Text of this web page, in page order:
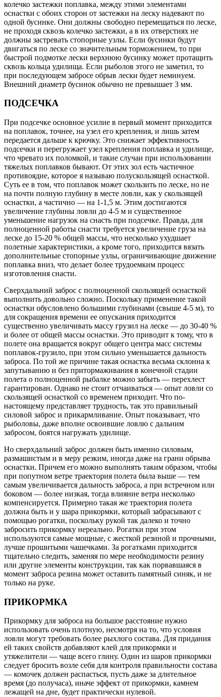
колечко застежки поплавка, между этими элементами
оснастки с обоих сторон от застежки на леску надевают по
одной бусинке. Они должны свободно перемещаться по леске,
не проходя сквозь колечко застежки, а в их отверстиях не
должны застревать стопорные узлы. Если бусинки будут
двигаться по леске со значительным торможением, то при
быстрой подмотке лески верхнюю бусинку может протащить
сквозь кольца удилища. Если рыболов этого не заметил, то
при последующем забросе обрыв лески будет неминуем.
Внешний диаметр бусинок обычно не превышает 3 мм.
ПОДСЕЧКА
При подсечке основное усилие в первый момент приходится
на поплавок, точнее, на узел его крепления, и лишь затем
передается дальше к крючку. Это снижает эффективность
подсечки и перегружает узел крепления поплавка и удилище,
что чревато их поломкой, и такие случаи при использовании
тяжелых поплавков бывают. От этих зол есть частичное
противоядие, которое я называю полускользящей оснасткой.
Суть ее в том, что поплавок может скользить по леске, но не
на почти полную глубину в месте ловли, как у скользящей
оснастки, а частично — на 1-1,5 м. Этим достигаются
увеличение глубины ловли до 4-5 м и существенное
уменьшение нагрузок на снасть при подсечке. Правда, для
полноценной работы снасти требуется увеличение груза на
леске до 15-20 % общей массы, что несколько ухудшает
полетные характеристики, а кроме того, приходится вязать
дополнительные стопорные узлы, ограничивающие движение
поплавка вниз, что делает более трудоемким процесс
изготовления снасти.
Сверхдальний заброс с полноценной скользящей оснасткой
выполнить довольно сложно. Поскольку применение такой
оснастки обусловлено большими глубинами (свыше 4-5 м), то
для сокращения времени ее опускания приходится
существенно увеличивать массу грузил на леске — до 30-40 %
и более от общей массы оснастки. Это приводит к тому, что в
полете она вращается вокруг общего центра масс системы
поплавок-грузило, при этом сильно уменьшается дальность
заброса. По той же причине такая оснастка весьма склонна к
запутыванию и без притормаживания в конечной стадии
полета о полноценной рыбалке можно забыть — перехлест
гарантирован. Однако не стоит отчаиваться — опыт ловли со
скользящей оснасткой со временем приходит. Что по-
настоящему представляет трудность, так это правильный
силовой заброс и прикармливание. Опыт показывает, что
рыболовы, даже вполне освоившие ловлю с дальним
забросом, боятся нагружать удилище.
Но сверхдальний заброс должен быть именно силовым,
размашистым и в меру резким, иногда даже на грани обрыва
оснастки. Причем его можно выполнять таким образом, чтобы
при попутном ветре траектория полета была выше — тем
самым увеличивается дальность заброса, а при встречном или
боковом — более низкая, тогда влияние ветра несколько
компенсируется. Примерно такая же траектория полета
должна быть и у шара прикормки, который забрасывают с
помощью рогатки, поскольку рукой так далеко и точно
забросить прикормку нереально. Рогатки при этом
используются самые мощные, с жесткой резиной и прочными,
лучше прошитыми чашечками. За рогатками приходится
тщательно следить, заменяя по мере необходимости резину
или другие элементы конструкции, так как порвавшаяся в
момент заброса резина может оставить памятный синяк, и не
только на руке.
ПРИКОРМКА
Прикормку для заброса на большое расстояние нужно
использовать очень плотную, несмотря на то, что условия
ловли могут требовать более рыхлого состава. Для придания
ей таких свойств добавляют клей для прикормки и
утяжелители — чаще всего глину. Один из шаров прикормки
следует бросить возле себя для контроля правильности состава
— комочек должен распасться, пусть даже за длительное
время (до получаса), иначе эффект от прикормки, камнем
лежащей на дне, будет практически нулевой.